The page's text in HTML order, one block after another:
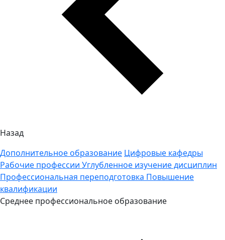
Назад
Дополнительное образование Цифровые кафедры
Рабочие профессии Углубленное изучение дисциплин
Профессиональная переподготовка Повышение
квалификации
Среднее профессиональное образование